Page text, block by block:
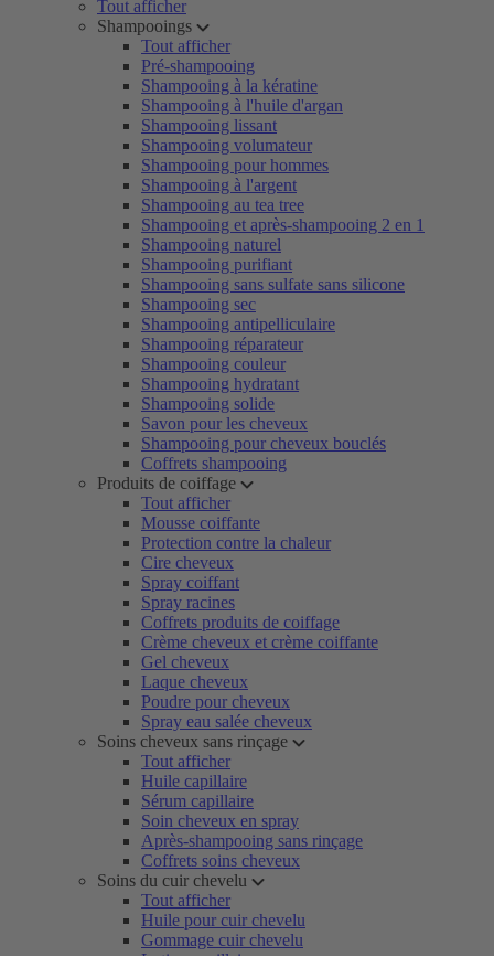
Tout afficher
Shampooings
Tout afficher
Pré-shampooing
Shampooing à la kératine
Shampooing à l'huile d'argan
Shampooing lissant
Shampooing volumateur
Shampooing pour hommes
Shampooing à l'argent
Shampooing au tea tree
Shampooing et après-shampooing 2 en 1
Shampooing naturel
Shampooing purifiant
Shampooing sans sulfate sans silicone
Shampooing sec
Shampooing antipelliculaire
Shampooing réparateur
Shampooing couleur
Shampooing hydratant
Shampooing solide
Savon pour les cheveux
Shampooing pour cheveux bouclés
Coffrets shampooing
Produits de coiffage
Tout afficher
Mousse coiffante
Protection contre la chaleur
Cire cheveux
Spray coiffant
Spray racines
Coffrets produits de coiffage
Crème cheveux et crème coiffante
Gel cheveux
Laque cheveux
Poudre pour cheveux
Spray eau salée cheveux
Soins cheveux sans rinçage
Tout afficher
Huile capillaire
Sérum capillaire
Soin cheveux en spray
Après-shampooing sans rinçage
Coffrets soins cheveux
Soins du cuir chevelu
Tout afficher
Huile pour cuir chevelu
Gommage cuir chevelu